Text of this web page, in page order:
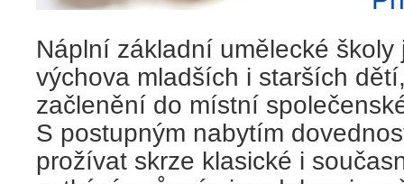
Náplní základní umělecké
výchova mladších i starších
začlenění do místní
S postupným nabytím
prožívat skrze klasické i